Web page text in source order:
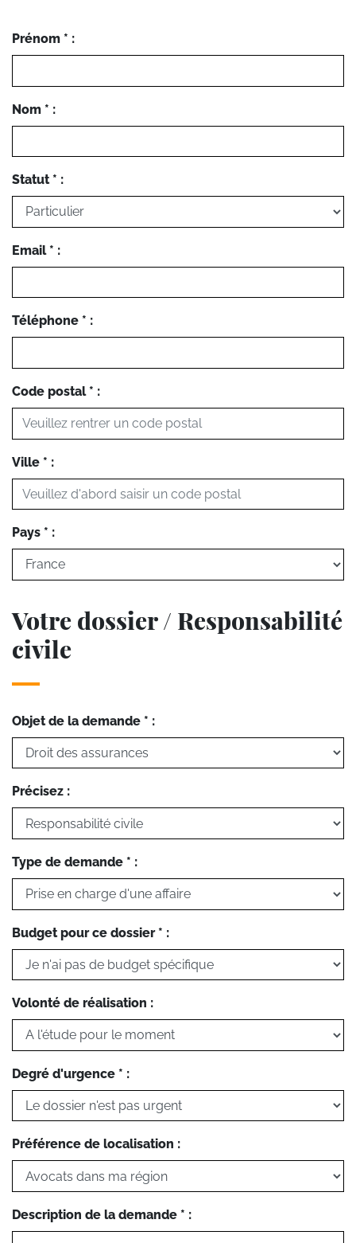
Prénom * :
Nom * :
Statut * :
Email * :
Téléphone * :
Code postal * :
Ville * :
Pays * :
Votre dossier / Responsabilité
civile
Objet de la demande * :
Précisez :
Type de demande * :
Budget pour ce dossier * :
Volonté de réalisation :
Degré d'urgence * :
Préférence de localisation :
Description de la demande * :